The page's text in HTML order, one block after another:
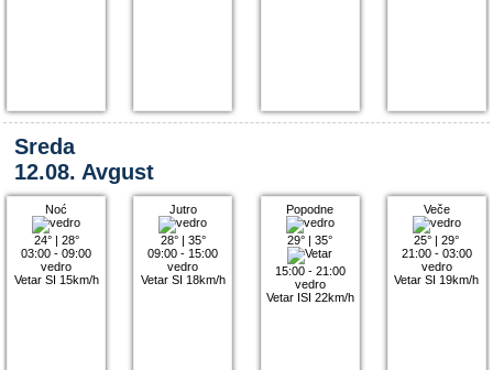
Sreda
12.08. Avgust
Noć
24°| 28°
03:00 - 09:00
vedro
Vetar SI 15km/h
Jutro
28°| 35°
09:00 - 15:00
vedro
Vetar SI 18km/h
Popodne
29° |35°
15:00 - 21:00
vedro
Vetar ISI 22km/h
Veče
25° |29°
21:00 - 03:00
vedro
Vetar SI 19km/h